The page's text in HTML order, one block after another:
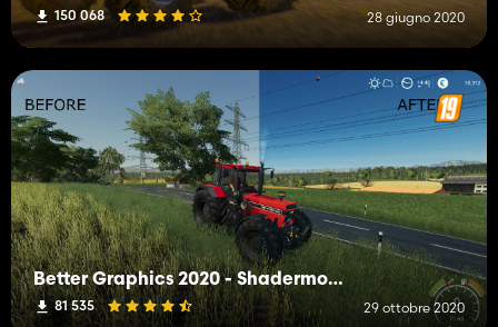
150 068 28 giugno 2020
Better Graphics 2020 - Shadermod Real
81 535 29 ottobre 2020